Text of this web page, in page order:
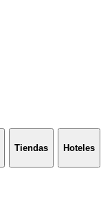
Tiendas Hoteles